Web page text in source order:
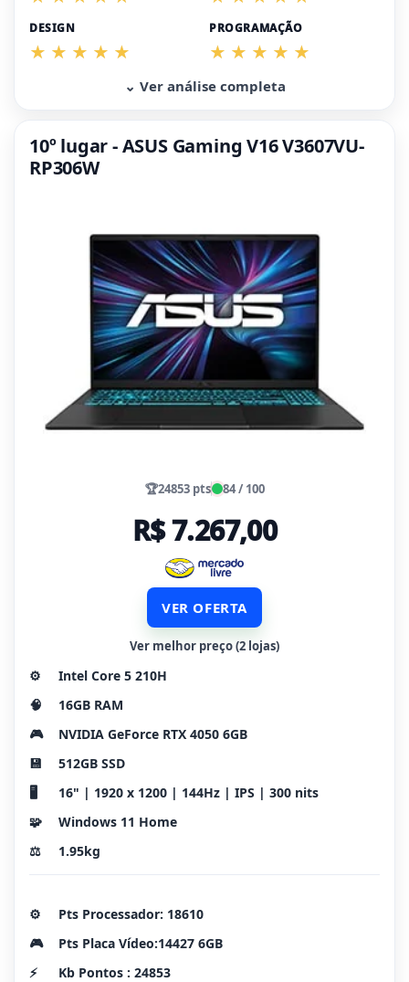
DESIGN PROGRAMAÇÃO
⌄ Ver análise completa
10º lugar - ASUS Gaming V16 V3607VU-
RP306W
🏆24853 pts 84 / 100
R$ 7.267,00
VER OFERTA
Ver melhor preço (2 lojas)
⚙️
Intel Core 5 210H
🧠
16GB RAM
🎮
NVIDIA GeForce RTX 4050 6GB
💾
512GB SSD
🖥️
16" | 1920 x 1200 | 144Hz | IPS | 300 nits
🧩
Windows 11 Home
⚖️
1.95kg
⚙️
Pts Processador: 18610
🎮
Pts Placa Vídeo:14427 6GB
⚡
Kb Pontos : 24853